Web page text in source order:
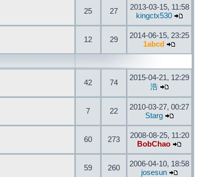
25 27
2013-03-15, 11:58
kingctx530
12 29
2014-06-15, 23:25
1abcd
42 74
2015-04-21, 12:29
浩
7 22
2010-03-27, 00:27
Starg
60 273
2008-08-25, 11:20
BobChao
59 260
2006-04-10, 18:58
josesun